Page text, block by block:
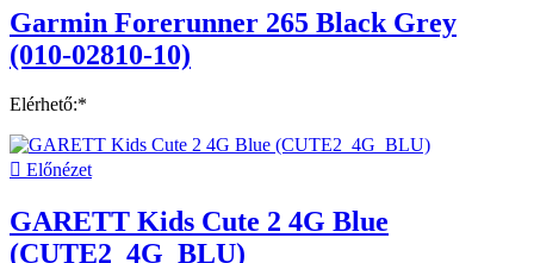
Garmin Forerunner 265 Black Grey
(010-02810-10)
Elérhető:*
 Előnézet
GARETT Kids Cute 2 4G Blue
(CUTE2_4G_BLU)